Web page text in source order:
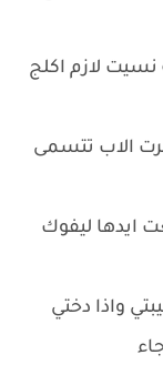
لازم اكلج
الاب تتسمى
ايدها ليفوك
واذا دختي